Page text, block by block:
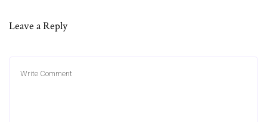
Leave a Reply